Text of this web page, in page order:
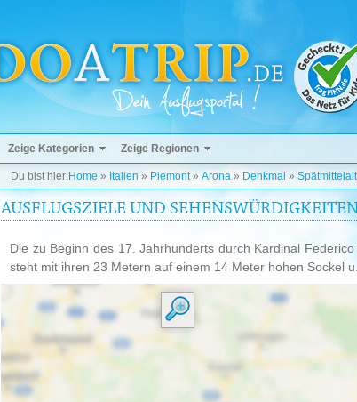
Zeige Kategorien Zeige Regionen
Du bist hier:Home » Italien » Piemont» Arona » Denkmal »
AUSFLUGSZIELE UND
Die zu Beginn des 17. Jahrhunderts durch Kardinal
steht mit ihren 23 Metern auf einem 14 Meter hohen Sockel